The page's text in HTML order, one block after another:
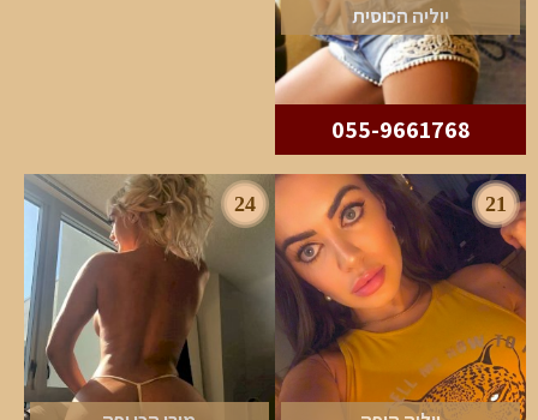
יוליה הכוסית
055-9661768
21
24